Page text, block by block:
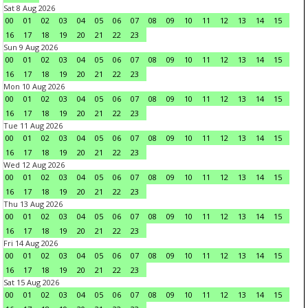
Sat 8 Aug 2026
00
01 02 03 04 05 06 07 08 09 10 11 12 13 14
15
16
17 18 19 20 21 22
23
Sun 9 Aug 2026
00
01 02 03 04 05 06 07 08 09 10 11 12 13 14
15
16
17 18 19 20 21 22
23
Mon 10 Aug 2026
00
01 02 03 04 05 06 07 08 09 10 11 12 13 14
15
16
17 18 19 20 21 22
23
Tue 11 Aug 2026
00
01 02 03 04 05 06 07 08 09 10 11 12 13 14
15
16
17 18 19 20 21 22
23
Wed 12 Aug 2026
00
01 02 03 04 05 06 07 08 09 10 11 12 13 14
15
16
17 18 19 20 21 22
23
Thu 13 Aug 2026
00
01 02 03 04 05 06 07 08 09 10 11 12 13 14
15
16
17 18 19 20 21 22
23
Fri 14 Aug 2026
00
01 02 03 04 05 06 07 08 09 10 11 12 13 14
15
16
17 18 19 20 21 22
23
Sat 15 Aug 2026
00
01 02 03 04 05 06 07 08 09 10 11 12 13 14
15